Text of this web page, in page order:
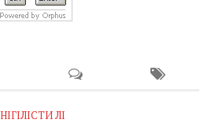
НІГІЛІСТИ ЛІ